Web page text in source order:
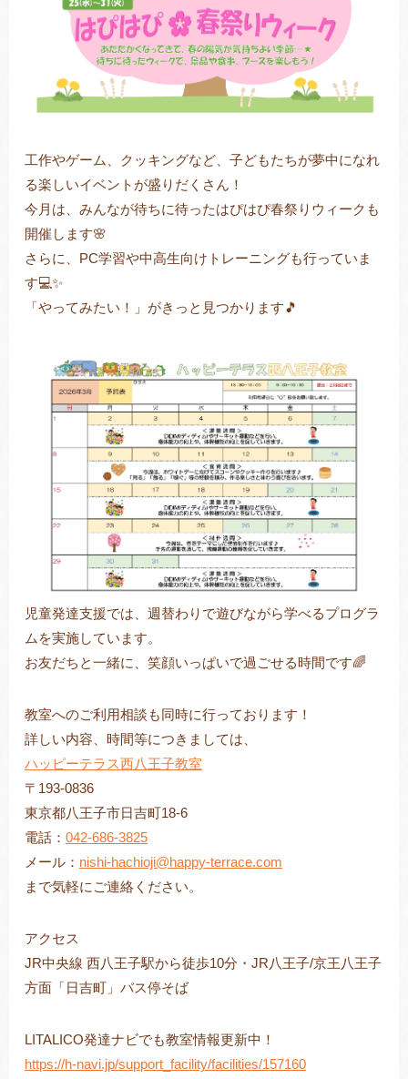
工作やゲーム、クッキングなど、子どもたちが夢中になれ
る楽しいイベントが盛りだくさん！
今月は、みんなが待ちに待ったはぴはぴ春祭りウィークも
開催します🌸
さらに、PC学習や中高生向けトレーニングも行っていま
す💻✨
「やってみたい！」がきっと見つかります🎵
児童発達支援では、週替わりで遊びながら学べるプログラ
ムを実施しています。
お友だちと一緒に、笑顔いっぱいで過ごせる時間です🌈
教室へのご利用相談も同時に行っております！
詳しい内容、時間等につきましては、
ハッピーテラス西八王子教室
〒193-0836
東京都八王子市日吉町18-6
電話： 042-686-3825
メール： nishi-hachioji@happy-terrace.com
まで気軽にご連絡ください。
アクセス
JR中央線 西八王子駅から徒歩10分・JR八王子/京王八王子
方面「日吉町」バス停そば
LITALICO発達ナビでも教室情報更新中！
https://h-navi.jp/support_facility/facilities/157160